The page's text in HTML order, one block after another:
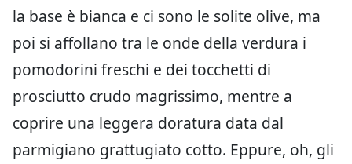
la base è bianca e ci sono le solite olive, ma
poi si affollano tra le onde della verdura i
pomodorini freschi e dei tocchetti di
prosciutto crudo magrissimo, mentre a
coprire una leggera doratura data dal
parmigiano grattugiato cotto. Eppure, oh, gli